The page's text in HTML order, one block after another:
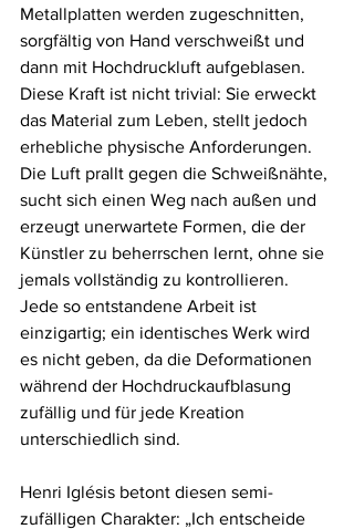
Metallplatten werden zugeschnitten,
sorgfältig von Hand verschweißt und
dann mit Hochdruckluft aufgeblasen.
Diese Kraft ist nicht trivial: Sie erweckt
das Material zum Leben, stellt jedoch
erhebliche physische Anforderungen.
Die Luft prallt gegen die Schweißnähte,
sucht sich einen Weg nach außen und
erzeugt unerwartete Formen, die der
Künstler zu beherrschen lernt, ohne sie
jemals vollständig zu kontrollieren.
Jede so entstandene Arbeit ist
einzigartig; ein identisches Werk wird
es nicht geben, da die Deformationen
während der Hochdruckaufblasung
zufällig und für jede Kreation
unterschiedlich sind.
Henri Iglésis betont diesen semi-
zufälligen Charakter: „Ich entscheide